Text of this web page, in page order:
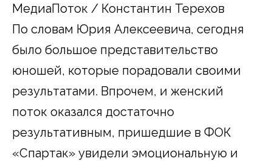
МедиаПоток / Константин Терехов
По словам Юрия Алексеевича, сегодня
было большое представительство
юношей, которые порадовали своими
результатами. Впрочем, и женский
поток оказался достаточно
результативным, пришедшие в ФОК
«Спартак» увидели эмоциональную и